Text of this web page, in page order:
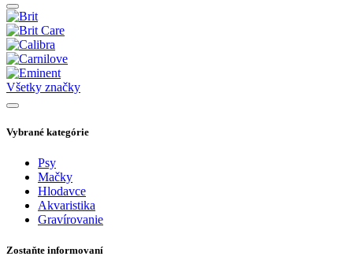
Všetky značky
Vybrané kategórie
Psy
Mačky
Hlodavce
Akvaristika
Gravírovanie
Zostaňte informovaní